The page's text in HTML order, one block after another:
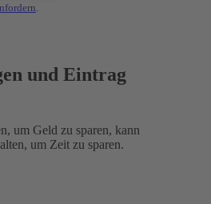
und Eintrag
um Geld zu sparen, kann
um Zeit zu sparen.